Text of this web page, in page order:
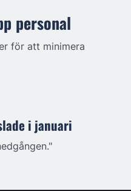
personal
för att minimera
i januari